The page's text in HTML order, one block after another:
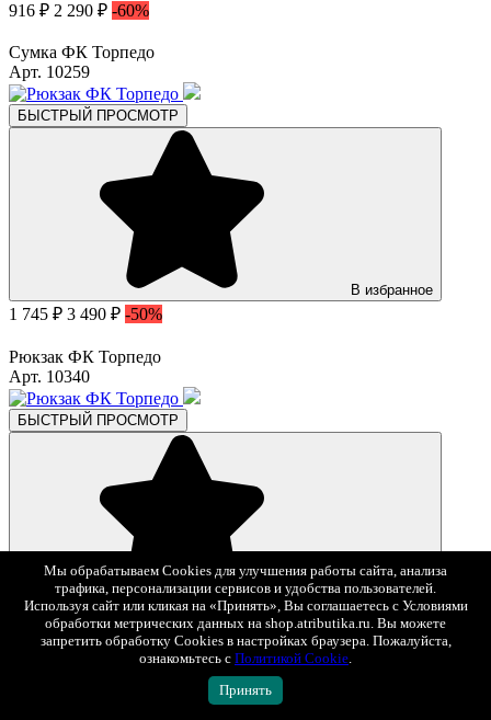
916 ₽ 2 290 ₽ -60%
Сумка ФК Торпедо
Арт. 10259
БЫСТРЫЙ ПРОСМОТР
В избранное
1 745 ₽ 3 490 ₽ -50%
Рюкзак ФК Торпедо
Арт. 10340
БЫСТРЫЙ ПРОСМОТР
В избранное
1 495 ₽ 2 990 ₽ -50%
Рюкзак ФК Торпедо
Мы обрабатываем Cookies для улучшения работы сайта, анализа
трафика, персонализации сервисов и удобства пользователей.
Используя сайт или кликая на «Принять», Вы соглашаетесь с Условиями
обработки метрических данных на shop.atributika.ru. Вы можете
запретить обработку Cookies в настройках браузера. Пожалуйста,
ознакомьтесь с Политикой Cookie.
Принять